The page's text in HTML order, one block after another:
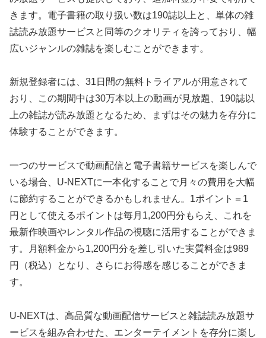
きます。電子書籍の取り扱い数は190誌以上と、単体の雑
誌読み放題サービスと同等のクオリティを誇っており、幅
広いジャンルの雑誌を楽しむことができます。
新規登録者には、31日間の無料トライアルが用意されて
おり、この期間中は30万本以上の動画が見放題、190誌以
上の雑誌が読み放題となるため、まずはその魅力を存分に
体験することができます。
一つのサービスで動画配信と電子書籍サービスを楽しんで
いる場合、U-NEXTに一本化することで月々の費用を大幅
に節約することができるかもしれません。1ポイント＝1
円として使えるポイントは毎月1,200円分もらえ、これを
最新作映画やレンタル作品の視聴に活用することができま
す。月額料金から1,200円分を差し引いた実質料金は989
円（税込）となり、さらにお得感を感じることができま
す。
U-NEXTは、高品質な動画配信サービスと雑誌読み放題サ
ービスを組み合わせた、エンターテイメントを存分に楽し